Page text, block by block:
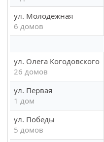
ул. Молодежная
6 домов
ул. Олега Когодовского
26 домов
ул. Первая
1 дом
ул. Победы
5 домов